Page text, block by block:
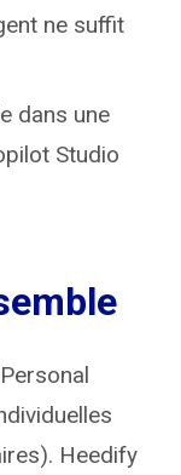
ne suffit
dans une
Studio
Heedify